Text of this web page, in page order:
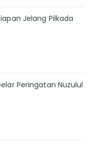
Jelang Pilkada
Peringatan Nuzulul